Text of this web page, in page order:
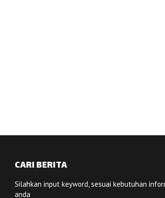
CARI BERITA
Silahkan input keyword, sesuai kebutuhan
anda